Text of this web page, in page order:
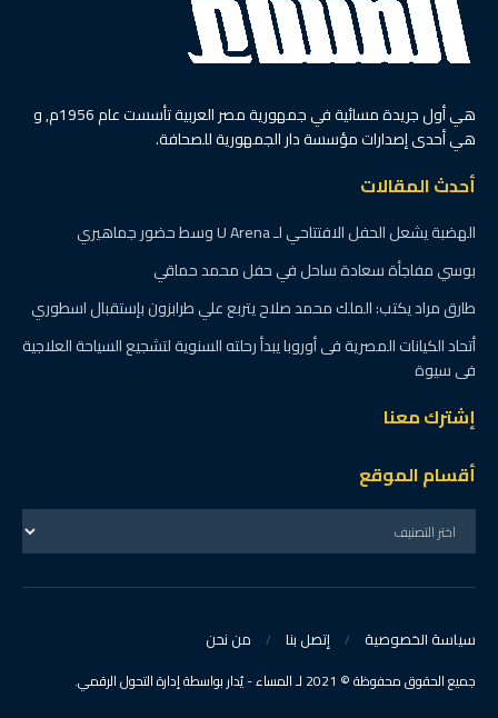
هي أول جريدة مسائية في جمهورية مصر العربية تأسست عام 1956م, و
هي أحدى إصدارات مؤسسة دار الجمهورية للصحافة.
أحدث المقالات
الهضبة يشعل الحفل الافتتاحي لـ U Arena وسط حضور جماهيري
بوسي مفاجأة سعادة ساحل في حفل محمد حماقي
طارق مراد يكتب: الملك محمد صلاح يتربع علي طرابزون بإستقبال اسطوري
أتحاد الكيانات المصرية فى أوروبا يبدأ رحلته السنوية لتشجيع السياحة العلاجية
فى سيوة
إشترك معنا
أقسام الموقع
سياسة الخصوصية إتصل بنا من نحن
جميع الحقوق محفوظة © 2021 لـ المساء - يُدار بواسطة إدارة التحول الرقمي.